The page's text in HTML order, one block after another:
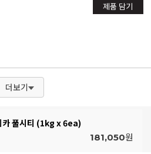
제품 담기
더보기
카 풀시티 (1kg x 6ea)
181,050원